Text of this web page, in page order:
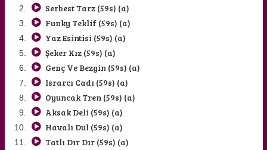
ENİS SERKAN AYMAN
Serbest Tarz (59s) (a)
Funky Teklif (59s) (a)
Yaz Esintisi (59s) (a)
Şeker Kız (59s) (a)
Genç Ve Bezgin (59s) (a)
Israrcı Cadı (59s) (a)
Oyuncak Tren (59s) (a)
Aksak Deli (59s) (a)
Havalı Dul (59s) (a)
Tatlı Dır Dır (59s) (a)